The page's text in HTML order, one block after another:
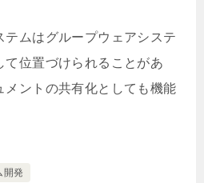
テムはグループウェアシステ
て位置づけられることがあ
メントの共有化としても機能
開発